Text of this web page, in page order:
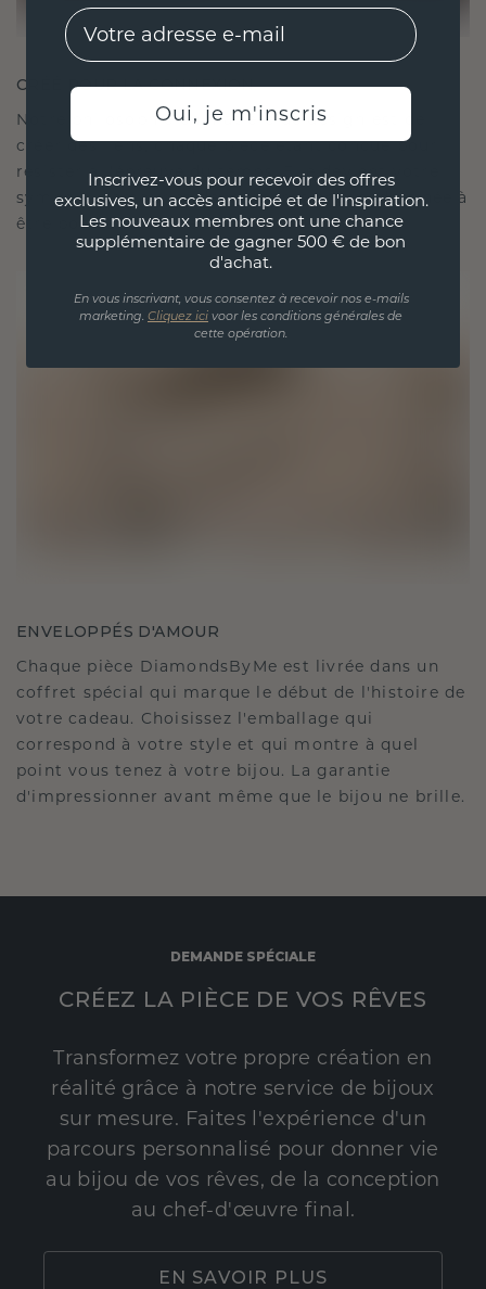
CRÉÉ POUR LA CONNEXION
Notre philosophie en matière de design est de
créer des liens, chaque pièce étant conçue pour
résister à l'épreuve du temps. Elle devient votre
symbole d'amour et de moments chéris, destinée à
être portée et chérie pour toujours.
ENVELOPPÉS D'AMOUR
Chaque pièce DiamondsByMe est livrée dans un
coffret spécial qui marque le début de l'histoire de
votre cadeau. Choisissez l'emballage qui
correspond à votre style et qui montre à quel
point vous tenez à votre bijou. La garantie
d'impressionner avant même que le bijou ne brille.
DEMANDE SPÉCIALE
CRÉEZ LA PIÈCE DE VOS RÊVES
Transformez votre propre création en
réalité grâce à notre service de bijoux
sur mesure. Faites l'expérience d'un
parcours personnalisé pour donner vie
au bijou de vos rêves, de la conception
au chef-d'œuvre final.
EN SAVOIR PLUS
EMail
Oui, je m'inscris
Inscrivez-vous pour recevoir des offres
exclusives, un accès anticipé et de l'inspiration.
Les nouveaux membres ont une chance
supplémentaire de gagner 500 € de bon
d'achat.
En vous inscrivant, vous consentez à recevoir nos e-mails
marketing. Cliquez ici voor les conditions générales de
cette opération.